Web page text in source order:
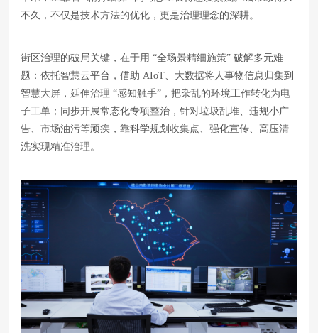
不久，不仅是技术方法的优化，更是治理理念的深耕。
街区治理的破局关键，在于用 “全场景精细施策” 破解多元难
题：依托智慧云平台，借助 AIoT、大数据将人事物信息归集到
智慧大屏，延伸治理 “感知触手”，把杂乱的环境工作转化为电
子工单；同步开展常态化专项整治，针对垃圾乱堆、违规小广
告、市场油污等顽疾，靠科学规划收集点、强化宣传、高压清
洗实现精准治理。